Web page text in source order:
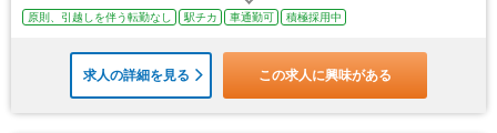
原則、引越しを伴う転勤なし 駅チカ 車通勤可 積極採用中
求人の詳細を見る この求人に興味がある